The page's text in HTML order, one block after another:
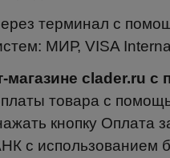
терминал с
МИР, VISA
магазине clader.ru
товара с
кнопку Оплата
с использованием